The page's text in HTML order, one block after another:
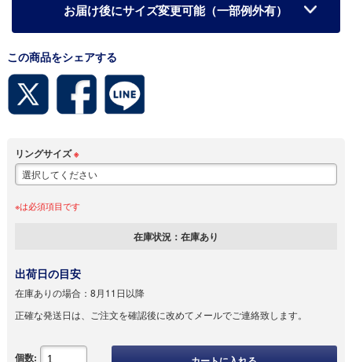
お届け後にサイズ変更可能（一部例外有）
この商品をシェアする
リングサイズ※
※は必須項目です
在庫状況： 在庫あり
出荷日の目安
在庫ありの場合： 8月11日以降
正確な発送日は、ご注文を確認後に改めてメールでご連絡致します。
個数: